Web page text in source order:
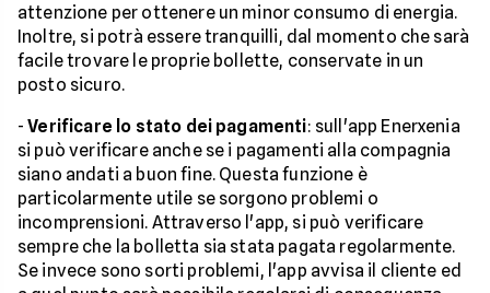
attenzione per ottenere un minor consumo di energia.
Inoltre, si potrà essere tranquilli, dal momento che sarà
facile trovare le proprie bollette, conservate in un
posto sicuro.
-Verificare lo stato dei pagamenti: sull'app Enerxenia
si può verificare anche se i pagamenti alla compagnia
siano andati a buon fine. Questa funzione è
particolarmente utile se sorgono problemi o
incomprensioni. Attraverso l'app, si può verificare
sempre che la bolletta sia stata pagata regolarmente.
Se invece sono sorti problemi, l'app avvisa il cliente ed